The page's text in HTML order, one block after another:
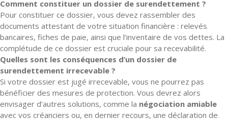
Comment constituer un dossier de surendettement ?
Pour constituer ce dossier, vous devez rassembler des
documents attestant de votre situation financière : relevés
bancaires, fiches de paie, ainsi que l’inventaire de vos dettes. La
complétude de ce dossier est cruciale pour sa recevabilité.
Quelles sont les conséquences d’un dossier de
surendettement irrecevable ?
Si votre dossier est jugé irrecevable, vous ne pourrez pas
bénéficier des mesures de protection. Vous devrez alors
envisager d’autres solutions, comme la négociation amiable
avec vos créanciers ou, en dernier recours, une déclaration de